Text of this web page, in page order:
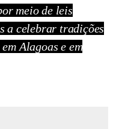
meio de leis
a celebrar tradições
Alagoas e em